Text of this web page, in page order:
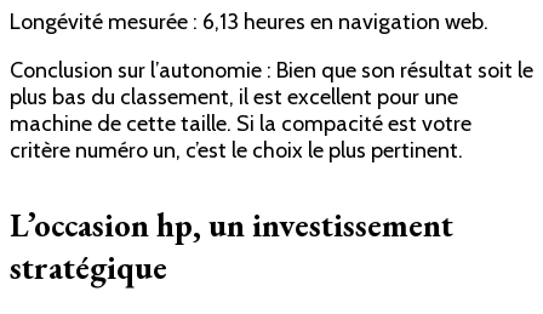
Longévité mesurée : 6,13 heures en navigation web.
Conclusion sur l’autonomie : Bien que son résultat soit le
plus bas du classement, il est excellent pour une
machine de cette taille. Si la compacité est votre
critère numéro un, c’est le choix le plus pertinent.
L’occasion hp, un investissement
stratégique